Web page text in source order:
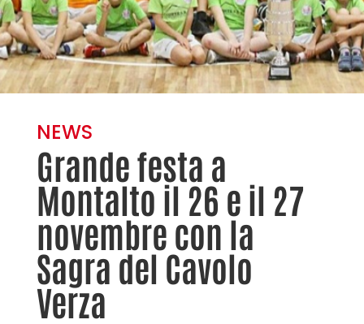
NEWS
Grande festa a
Montalto il 26 e il 27
novembre con la
Sagra del Cavolo
Verza